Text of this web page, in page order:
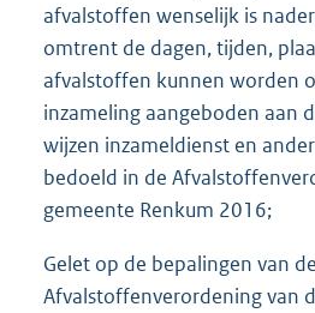
afvalstoffen wenselijk is
omtrent de dagen, tijden,
afvalstoffen kunnen worden
inzameling aangeboden aan
wijzen inzameldienst en
bedoeld in de
gemeente Renkum 2016;
Gelet op de bepalingen van de
Afvalstoffenverordening van